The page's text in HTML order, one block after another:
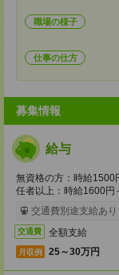
職場の様子
仕事の仕方
募集情報
給与
無資格の方：時給1500
任者以上：時給1600円
交通費別途支給あり
交通費 全額支給
月収例 25～30万円